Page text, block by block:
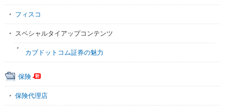
フィスコ
スペシャルタイアップコンテンツ
カブドットコム証券の魅力
保険
保険代理店